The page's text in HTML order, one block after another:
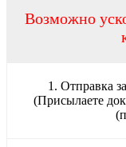
Возможно
1. Отправка
(Присылаете